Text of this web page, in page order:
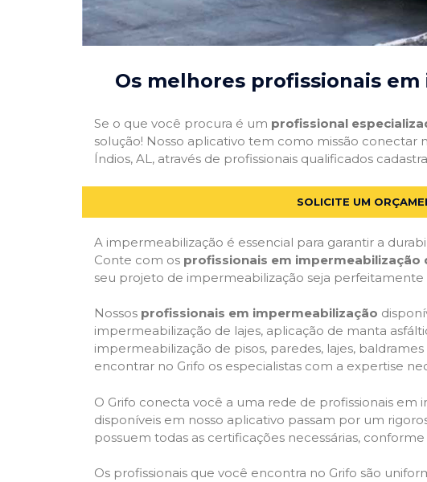
Os melhores profissionais
Se o que você procura é um profissional
solução! Nosso aplicativo tem como missão conectar
Índios, AL, através de profissionais qualificados
SOLICITE UM
A impermeabilização é essencial para garantir a
Conte com os profissionais em impermeabilização
seu projeto de impermeabilização seja perfeitamente
Nossos profissionais em impermeabilização
impermeabilização de lajes, aplicação de manta
impermeabilização de pisos, paredes, lajes,
encontrar no Grifo os especialistas com a expertise
O Grifo conecta você a uma rede de profissionais em
disponíveis em nosso aplicativo passam por um
possuem todas as certificações necessárias,
Os profissionais que você encontra no Grifo são